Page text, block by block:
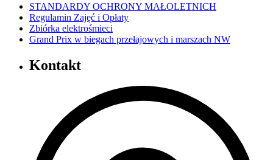
STANDARDY OCHRONY MAŁOLETNICH
Regulamin Zajęć i Opłaty
Zbiórka elektrośmieci
Grand Prix w biegach przełajowych i marszach NW
Kontakt